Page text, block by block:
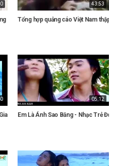
5 năm 1996 - Ký ức xưa
43:53
Tổng hợp quảng cáo Việt Nam thập
Huy [ Nhạc Trẻ Hot Thời 8x ]
05:12
Em Là Ánh Sao Băng - Nhạc Trẻ Được